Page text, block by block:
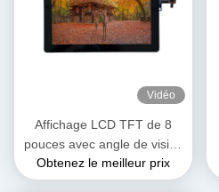
Vidéo
Affichage LCD TFT de 8
pouces avec angle de vision
de 1920*1200 FHD
Obtenez le meilleur prix